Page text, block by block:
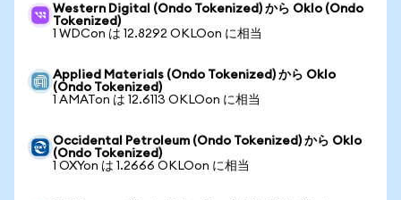
Western Digital (Ondo Tokenized) から Oklo (Ondo
Tokenized)
1 WDCon は 12.8292 OKLOon に相当
Applied Materials (Ondo Tokenized) から Oklo
(Ondo Tokenized)
1 AMATon は 12.6113 OKLOon に相当
Occidental Petroleum (Ondo Tokenized) から Oklo
(Ondo Tokenized)
1 OXYon は 1.2666 OKLOon に相当